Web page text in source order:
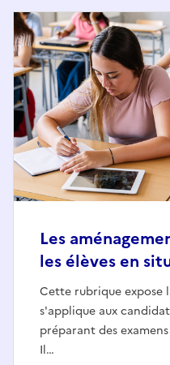
Les
les élèves en
Cette rubrique expose
s'applique aux
préparant des
Il…